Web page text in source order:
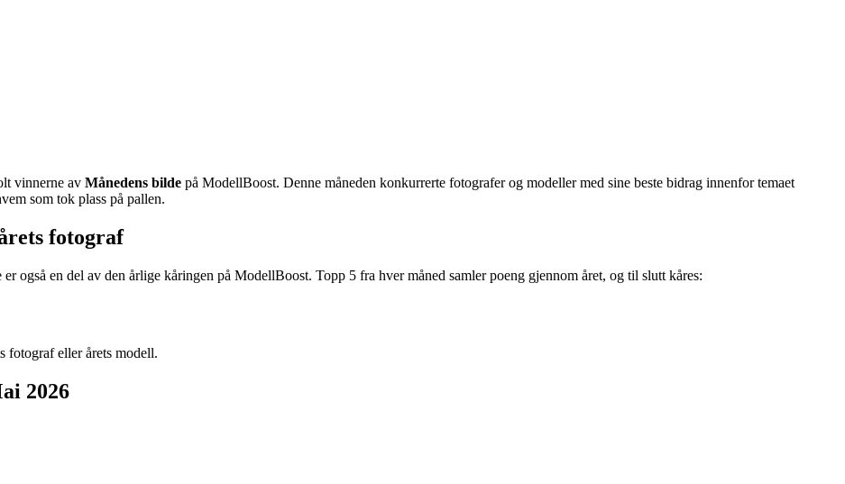
vinnerne av Månedens bilde på ModellBoost. Denne måneden konkurrerte fotografer og modeller med sine beste bidrag innenfor temaet
som tok plass på pallen.
fotograf
også en del av den årlige kåringen på ModellBoost. Topp 5 fra hver måned samler poeng gjennom året, og til slutt kåres:
fotograf eller årets modell.
2026